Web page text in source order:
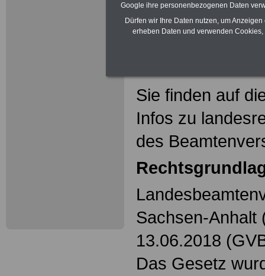
Sie finden auf
Infos zu
des
Sachsen-Anhalt
13.06.2018
Das Gesetz
Google ihre personenbezogenen Daten
Dürfen wir Ihre Daten nutzen, um
erheben Daten und verwenden